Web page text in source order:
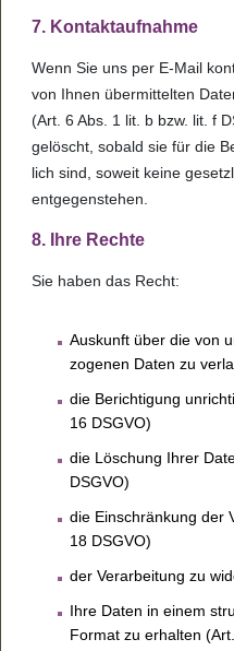
7. Kon­takt­auf­nahme
Wenn Sie uns per E-Mail
von Ihnen über­mit­tel­ten
(Art. 6 Abs. 1 lit. b bzw. lit. f
gelöscht, sobald sie für die
lich sind, soweit keine
ent­ge­gen­ste­hen.
8. Ihre Rechte
Sie haben das Recht:
Aus­kunft über die von
zo­ge­nen Daten zu
die Berich­ti­gung
16 DSGVO)
die Löschung Ihrer
DSGVO)
die Ein­schrän­kung der
18 DSGVO)
der Ver­a­r­bei­tung zu
Ihre Daten in einem
For­mat zu erhal­ten